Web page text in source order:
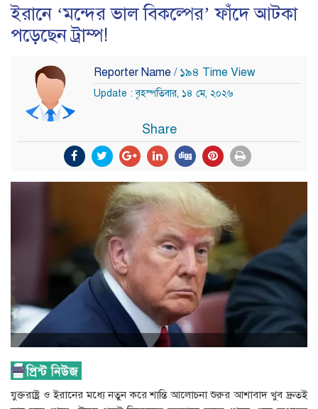
ইরানে ‘মন্দের ভাল বিকল্পের’ ফাঁদে আটকা
পড়েছেন ট্রাম্প!
Reporter Name / ১৯৪ Time View
Update : বৃহস্পতিবার, ১৪ মে, ২০২৬
Share
যুক্তরাষ্ট্র ও ইরানের মধ্যে নতুন করে শান্তি আলোচনা শুরুর আশাবাদ খুব দ্রুতই